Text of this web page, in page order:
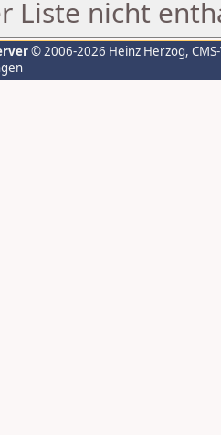
Liste nicht
© 2006-2026 Heinz Herzog,